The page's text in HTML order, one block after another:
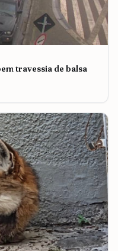
travessia de balsa